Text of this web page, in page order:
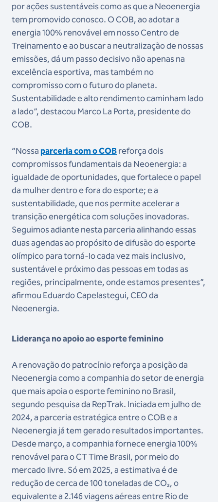
por ações sustentáveis como as que a Neoenergia
tem promovido conosco. O COB, ao adotar a
energia 100% renovável em nosso Centro de
Treinamento e ao buscar a neutralização de nossas
emissões, dá um passo decisivo não apenas na
excelência esportiva, mas também no
compromisso com o futuro do planeta.
Sustentabilidade e alto rendimento caminham lado
a lado”, destacou Marco La Porta, presidente do
COB.
“Nossa parceria com o COBreforça dois
compromissos fundamentais da Neoenergia: a
igualdade de oportunidades, que fortalece o papel
da mulher dentro e fora do esporte; e a
sustentabilidade, que nos permite acelerar a
transição energética com soluções inovadoras.
Seguimos adiante nesta parceria alinhando essas
duas agendas ao propósito de difusão do esporte
olímpico para torná-lo cada vez mais inclusivo,
sustentável e próximo das pessoas em todas as
regiões, principalmente, onde estamos presentes”,
afirmou Eduardo Capelastegui, CEO da
Neoenergia.
Liderança no apoio ao esporte feminino
A renovação do patrocínio reforça a posição da
Neoenergia como a companhia do setor de energia
que mais apoia o esporte feminino no Brasil,
segundo pesquisa da RepTrak. Iniciada em julho de
2024, a parceria estratégica entre o COB e a
Neoenergia já tem gerado resultados importantes.
Desde março, a companhia fornece energia 100%
renovável para o CT Time Brasil, por meio do
mercado livre. Só em 2025, a estimativa é de
redução de cerca de 100 toneladas de CO₂, o
equivalente a 2.146 viagens aéreas entre Rio de